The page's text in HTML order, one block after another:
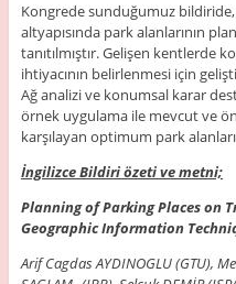
Kongrede sunduğumuz bildiride,
altyapısında park alanlarının
tanıtılmıştır. Gelişen kentlerde
ihtiyacının belirlenmesi için
Ağ analizi ve konumsal karar
örnek uygulama ile mevcut ve
karşılayan optimum park
İngilizce Bildiri özeti ve metni;
Planning of Parking Places on
Geographic Information
Arif Cagdas AYDINOGLU (GTU),